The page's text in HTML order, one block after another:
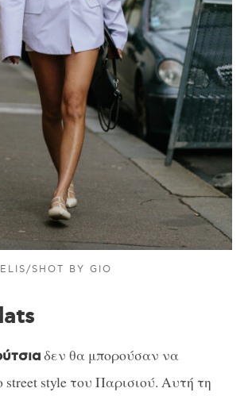
SHOT BY GIO
δεν θα μπορούσαν να
street style του Παρισιού. Αυτή τη